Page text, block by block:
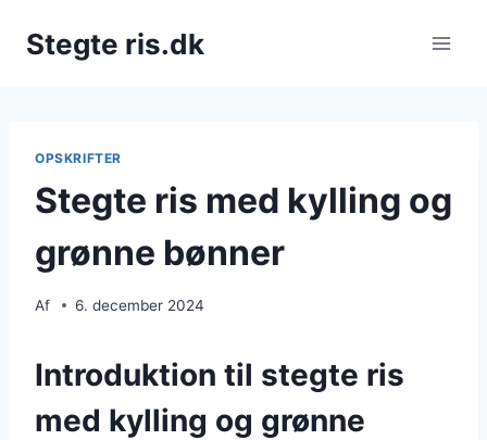
Stegte ris.dk
OPSKRIFTER
Stegte ris med kylling og
grønne bønner
Af 6. december 2024
Introduktion til stegte ris
med kylling og grønne